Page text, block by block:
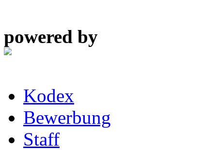
powered by
Kodex
Bewerbung
Staff